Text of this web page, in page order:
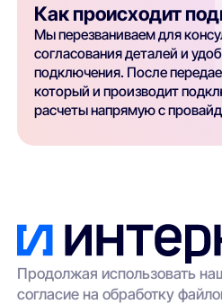
Как происходит
Мы перезваниваем для
согласования деталей и
подключения. После
который и производит
расчеты напрямую с
Продолжая использовать
согласие на обработку